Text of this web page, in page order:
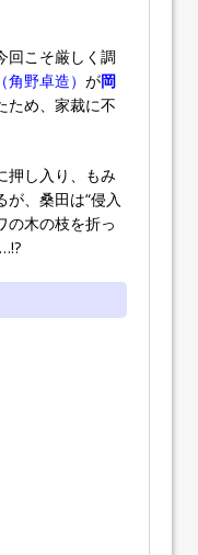
回こそ厳しく調
角野卓造） が岡
ため、家裁に不
押し入り、もみ
、桑田は“侵入
の木の枝を折っ